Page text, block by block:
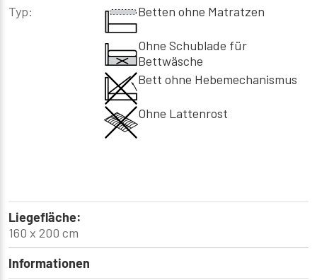
Typ: Betten ohne Matratzen
Ohne Schublade für
Bettwäsche
Bett ohne Hebemechanismus
Ohne Lattenrost
Liegefläche:
160 x 200 cm
Informationen